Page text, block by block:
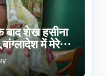
शेख हसीना
में मेरे
हुआ अपमान